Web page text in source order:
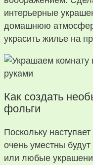
интерьерные
домашнюю
украсить жилье на
Как создать
фольги
Поскольку
очень уместны
или любые